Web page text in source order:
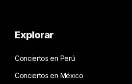
Explorar
Conciertos en Perú
Conciertos en México